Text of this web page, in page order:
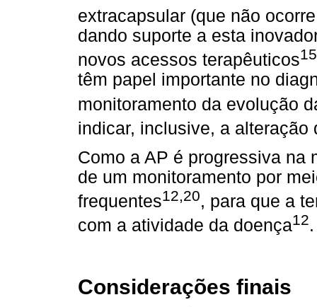
extracapsular (que não
dando suporte a esta
novos acessos terapêuticos15
têm papel importante no
monitoramento da evolução
indicar, inclusive, a alteração
Como a AP é progressiva na
de um monitoramento por
frequentes12,20, para que a
com a atividade da doença12.
Considerações finais